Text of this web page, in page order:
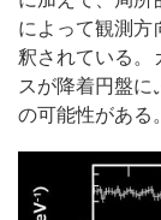
によって観測
釈されている。
スが降着円盤
の可能性がある。